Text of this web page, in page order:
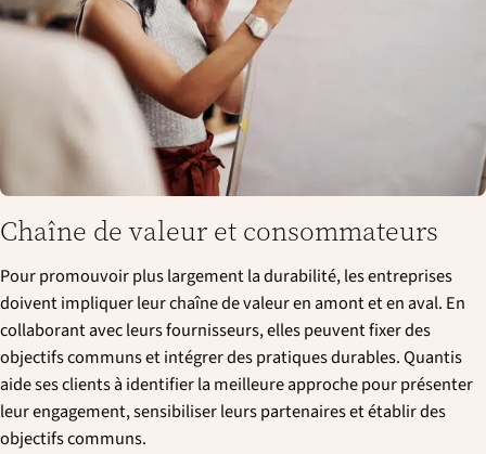
Chaîne de valeur et consommateurs
Pour promouvoir plus largement la durabilité, les entreprises
doivent impliquer leur chaîne de valeur en amont et en aval. En
collaborant avec leurs fournisseurs, elles peuvent fixer des
objectifs communs et intégrer des pratiques durables. Quantis
aide ses clients à identifier la meilleure approche pour présenter
leur engagement, sensibiliser leurs partenaires et établir des
objectifs communs.